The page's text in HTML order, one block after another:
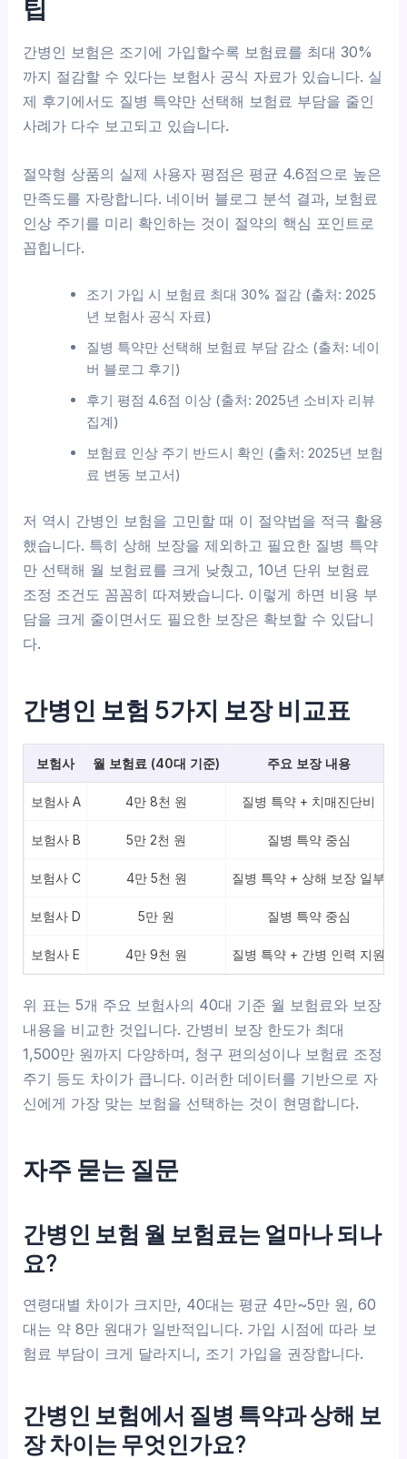
팁
간병인 보험은 조기에 가입할수록 보험료를 최대 30%
까지 절감할 수 있다는 보험사 공식 자료가 있습니다. 실
제 후기에서도 질병 특약만 선택해 보험료 부담을 줄인
사례가 다수 보고되고 있습니다.
절약형 상품의 실제 사용자 평점은 평균 4.6점으로 높은
만족도를 자랑합니다. 네이버 블로그 분석 결과, 보험료
인상 주기를 미리 확인하는 것이 절약의 핵심 포인트로
꼽힙니다.
조기 가입 시 보험료 최대 30% 절감 (출처: 2025
년 보험사 공식 자료)
질병 특약만 선택해 보험료 부담 감소 (출처: 네이
버 블로그 후기)
후기 평점 4.6점 이상 (출처: 2025년 소비자 리뷰
집계)
보험료 인상 주기 반드시 확인 (출처: 2025년 보험
료 변동 보고서)
저 역시 간병인 보험을 고민할 때 이 절약법을 적극 활용
했습니다. 특히 상해 보장을 제외하고 필요한 질병 특약
만 선택해 월 보험료를 크게 낮췄고, 10년 단위 보험료
조정 조건도 꼼꼼히 따져봤습니다. 이렇게 하면 비용 부
담을 크게 줄이면서도 필요한 보장은 확보할 수 있답니
다.
간병인 보험 5가지 보장 비교표
보험사 월 보험료 (40대 기준) 주요 보장 내용
보험사 A 4만 8천 원 질병 특약 + 치매진단비
보험사 B 5만 2천 원 질병 특약 중심
보험사 C 4만 5천 원 질병 특약 + 상해 보장 일부
보험사 D 5만 원 질병 특약 중심
보험사 E 4만 9천 원 질병 특약 + 간병 인력 지원
위 표는 5개 주요 보험사의 40대 기준 월 보험료와 보장
내용을 비교한 것입니다. 간병비 보장 한도가 최대
1,500만 원까지 다양하며, 청구 편의성이나 보험료 조정
주기 등도 차이가 큽니다. 이러한 데이터를 기반으로 자
신에게 가장 맞는 보험을 선택하는 것이 현명합니다.
자주 묻는 질문
간병인 보험 월 보험료는 얼마나 되나
요?
연령대별 차이가 크지만, 40대는 평균 4만~5만 원, 60
대는 약 8만 원대가 일반적입니다. 가입 시점에 따라 보
험료 부담이 크게 달라지니, 조기 가입을 권장합니다.
간병인 보험에서 질병 특약과 상해 보
장 차이는 무엇인가요?